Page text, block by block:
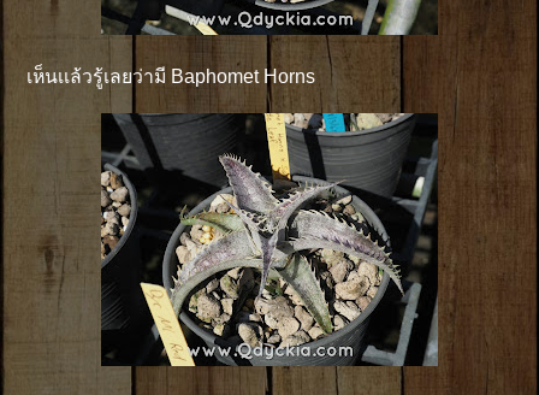
เห็นเเล้วรู้เลยว่ามี Baphomet Horns